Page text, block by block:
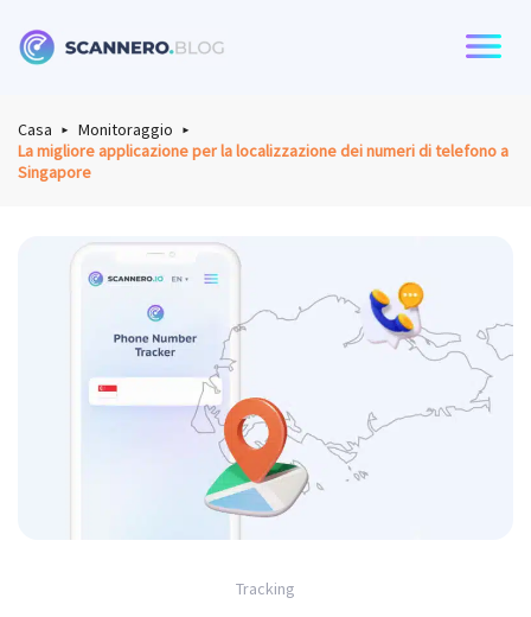
Casa
Monitoraggio
La migliore applicazione per la localizzazione dei numeri di telefono a
Singapore
Tracking